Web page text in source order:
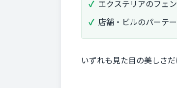
エクステリアのフェ
店舗・ビルのパーテ
いずれも見た目の美しさ